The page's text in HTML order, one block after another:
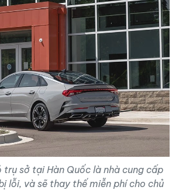
trụ sở tại Hàn Quốc là nhà cung cấp
lỗi, và sẽ thay thế miễn phí cho chủ